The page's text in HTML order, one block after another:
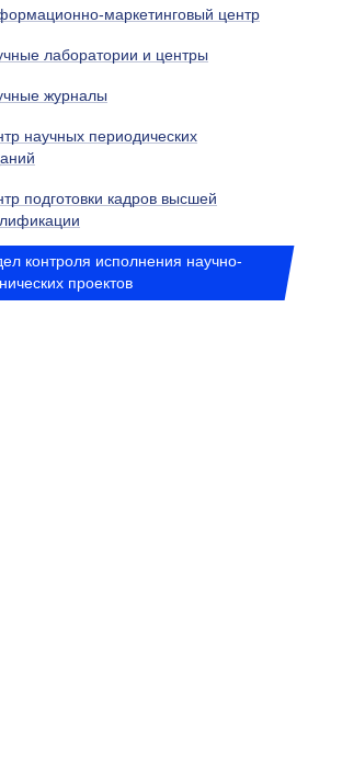
маркетинговый центр
лаборатории и центры
журналы
научных периодических
подготовки кадров высшей
контроля исполнения научно-
проектов